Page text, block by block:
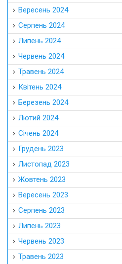
Вересень 2024
Серпень 2024
Липень 2024
Червень 2024
Травень 2024
Квітень 2024
Березень 2024
Лютий 2024
Січень 2024
Грудень 2023
Листопад 2023
Жовтень 2023
Вересень 2023
Серпень 2023
Липень 2023
Червень 2023
Травень 2023